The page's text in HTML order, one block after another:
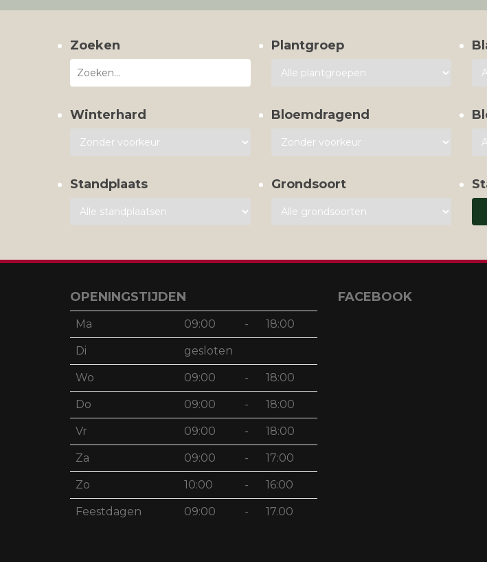
Zoeken Plantgroep
Winterhard Bloemdragend
Standplaats Grondsoort
OPENINGSTIJDEN
Ma 09:00 - 18:00
Di gesloten
Wo 09:00 - 18:00
Do 09:00 - 18:00
Vr 09:00 - 18:00
Za 09:00 - 17:00
Zo 10:00 - 16:00
Feestdagen 09:00 - 17.00
FACEBOOK